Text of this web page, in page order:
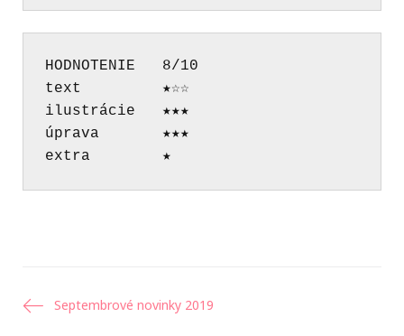
HODNOTENIE   8/10
text         ★☆☆
ilustrácie   ★★★
úprava       ★★★
extra        ★
Navigácia
Septembrové novinky 2019